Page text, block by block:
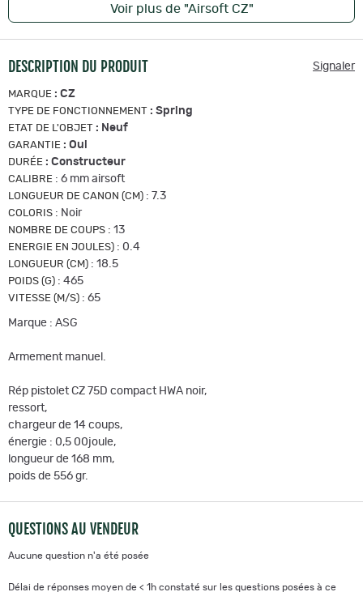
Voir plus de "Airsoft CZ"
DESCRIPTION DU PRODUIT Signaler
MARQUE : CZ
TYPE DE FONCTIONNEMENT : Spring
ETAT DE L'OBJET : Neuf
GARANTIE : Oui
DURÉE : Constructeur
CALIBRE : 6 mm airsoft
LONGUEUR DE CANON (CM) : 7.3
COLORIS : Noir
NOMBRE DE COUPS : 13
ENERGIE EN JOULES) : 0.4
LONGUEUR (CM) : 18.5
POIDS (G) : 465
VITESSE (M/S) : 65
Marque : ASG
Armement manuel.
Rép pistolet CZ 75D compact HWA noir,
ressort,
chargeur de 14 coups,
énergie : 0,5 00joule,
longueur de 168 mm,
poids de 556 gr.
QUESTIONS AU VENDEUR
Aucune question n'a été posée
Délai de réponses moyen de < 1h constaté sur les questions posées à ce